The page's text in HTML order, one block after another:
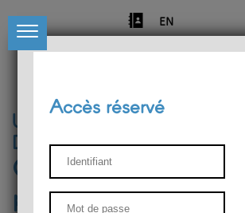
EN
Université de Liège
Département de philosophie
Centre de recherches
phénoménologiques
Accès réservé